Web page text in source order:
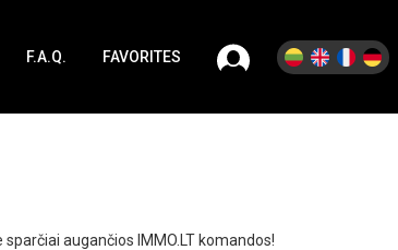
F.A.Q. FAVORITES
augančios IMMO.LT komandos!